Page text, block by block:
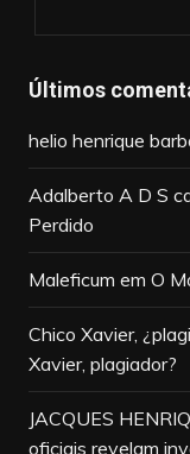
Últimos
helio henrique
Adalberto A D S
Perdido
Maleficum em O
Chico Xavier,
Xavier, plagiador?
JACQUES
oficiais revelam